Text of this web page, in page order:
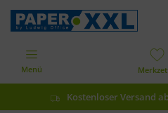
Kostenloser Versand
Menü